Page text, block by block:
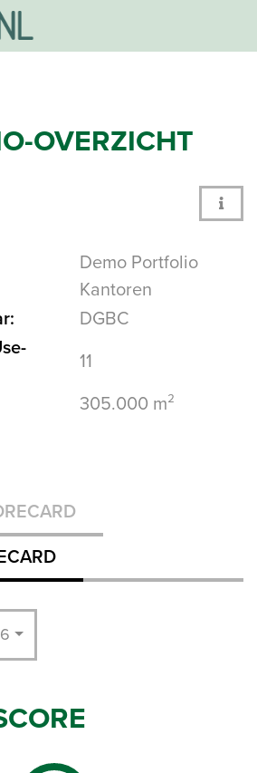
OVERZICHT
Demo Portfolio
Kantoren
DGBC
11
305.000 m²